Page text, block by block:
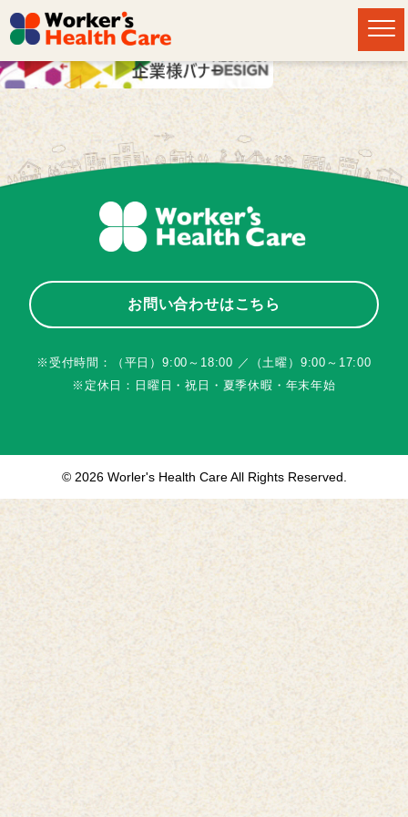
お問い合わせはこちら
※受付時間：（平日）9:00～18:00 ／（土曜）9:00～17:00
※定休日：日曜日・祝日・夏季休暇・年末年始
© 2026 Worler's Health Care All Rights Reserved.